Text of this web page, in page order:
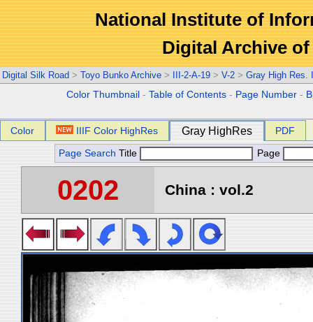
National Institute of
Digital Archive
Digital Silk Road > Toyo Bunko Archive > III-2-A-19 > V-2 > Gray High Res.
Color Thumbnail -Table of Contents - Page Number -
Color IIIF Color HighRes Gray HighRes PDF
Page Search Title Page
0202 China : vol.2